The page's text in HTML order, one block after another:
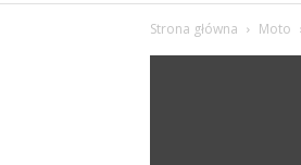
Strona główna Moto